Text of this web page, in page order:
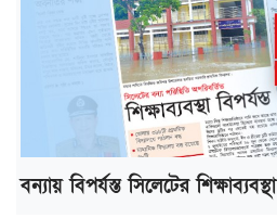
বন্যায় বিপর্যস্ত সিলেটের শিক্ষাব্যবস্থা